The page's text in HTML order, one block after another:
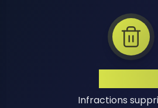
Infractions